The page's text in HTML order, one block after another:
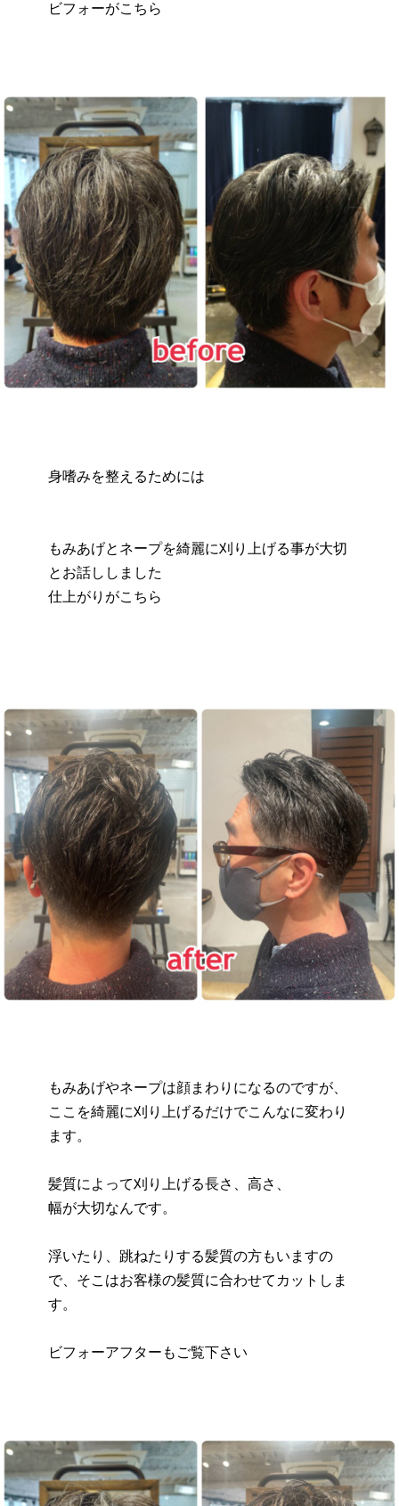
ビフォーがこちら
身嗜みを整えるためには
もみあげとネープを綺麗に刈り上げる事が大切
とお話ししました
仕上がりがこちら
もみあげやネープは顔まわりになるのですが、
ここを綺麗に刈り上げるだけでこんなに変わり
ます。
髪質によって刈り上げる長さ、高さ、
幅が大切なんです。
浮いたり、跳ねたりする髪質の方もいますの
で、そこはお客様の髪質に合わせてカットしま
す。
ビフォーアフターもご覧下さい